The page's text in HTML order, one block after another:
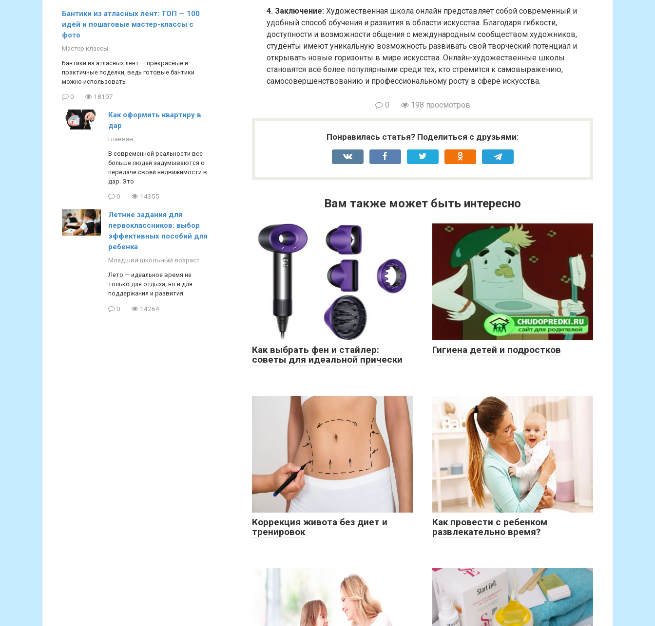
4. Заключение: Художественная школа онлайн представляет собой современный и
удобный способ обучения и развития в области искусства. Благодаря гибкости,
доступности и возможности общения с международным сообществом художников,
студенты имеют уникальную возможность развивать свой творческий потенциал и
открывать новые горизонты в мире искусства. Онлайн-художественные школы
становятся всё более популярными среди тех, кто стремится к самовыражению,
самосовершенствованию и профессиональному росту в сфере искусства.
0 198 просмотров
Понравилась статья? Поделиться с друзьями:
Вам также может быть интересно
Как выбрать фен и стайлер:
советы для идеальной прически
Гигиена детей и подростков
Коррекция живота без диет и
тренировок
Как провести с ребенком
развлекательно время?
Бантики из атласных лент: ТОП — 100
идей и пошаговые мастер-классы с
фото
Мастер классы
Бантики из атласных лент — прекрасные и
практичные поделки, ведь готовые бантики
можно использовать
0 18107
Как оформить квартиру в
дар
Главная
В современной реальности все
больше людей задумываются о
передаче своей недвижимости в
дар. Это
0 14355
Летние задания для
первоклассников: выбор
эффективных пособий для
ребенка
Младший школьный возраст
Лето — идеальное время не
только для отдыха, но и для
поддержания и развития
0 14264